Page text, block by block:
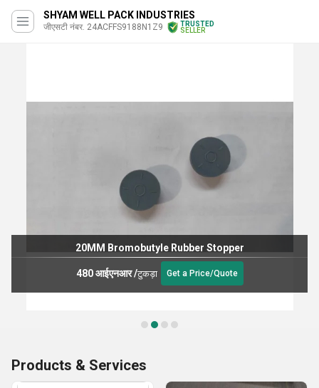
SHYAM WELL PACK INDUSTRIES
जीएसटी नंबर. 24ACFFS9188N1Z9
TRUSTED
SELLER
20MM Bromobutyle Rubber Stopper
480 आईएनआर/टुकड़ा Get a Price/Quote
Products & Services